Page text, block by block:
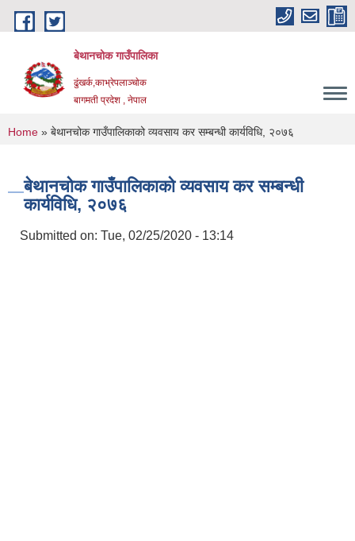
Skip to main content
बेथानचोक गाउँपालिका
ढुंखर्क,काभ्रेपलाञ्चाेक
बागमती प्रदेश , नेपाल
You are here
Home » बेथानचोक गाउँपालिकाको व्यवसाय कर सम्बन्धी कार्यविधि, २०७६
बेथानचोक गाउँपालिकाको व्यवसाय कर सम्बन्धी
कार्यविधि, २०७६
Submitted on: Tue, 02/25/2020 - 13:14